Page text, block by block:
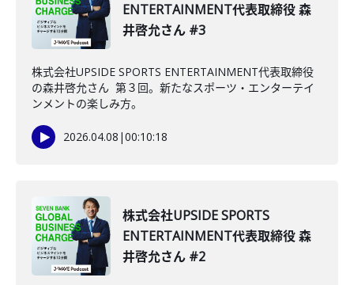
ENTERTAINMENT代表取締役 森
井啓允さん #3
株式会社UPSIDE SPORTS ENTERTAINMENT代表取締役
の森井啓允さん 第３回。新たなスポーツ・エンターテイ
ンメントの楽しみ方。
2026.04.08 |00:10:18
株式会社UPSIDE SPORTS
ENTERTAINMENT代表取締役 森
井啓允さん #2